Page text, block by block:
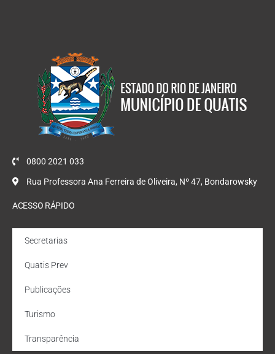
0800 2021 033
Rua Professora Ana Ferreira de Oliveira, Nº 47, Bondarowsky
ACESSO RÁPIDO
Secretarias
Quatis Prev
Publicações
Turismo
Transparência